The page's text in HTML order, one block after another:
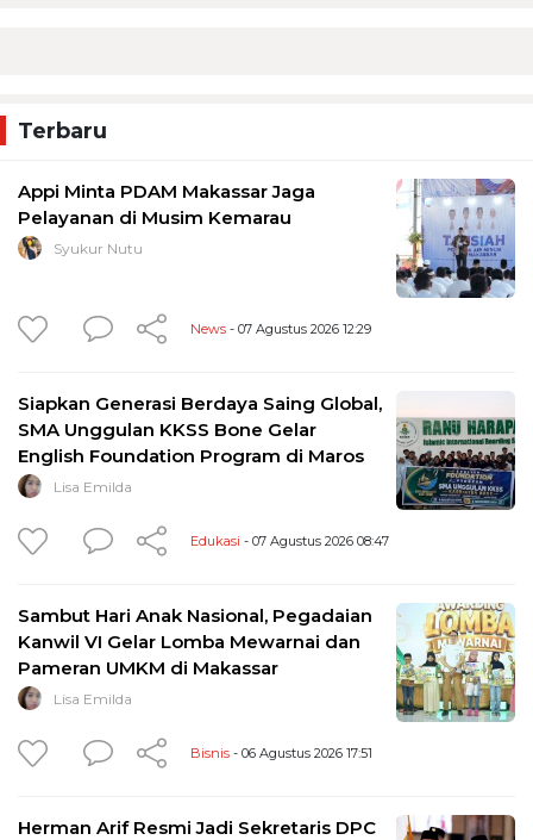
Terbaru
Appi Minta PDAM Makassar Jaga
Pelayanan di Musim Kemarau
Syukur Nutu
News - 07 Agustus 2026 12:29
Siapkan Generasi Berdaya Saing Global,
SMA Unggulan KKSS Bone Gelar
English Foundation Program di Maros
Lisa Emilda
Edukasi - 07 Agustus 2026 08:47
Sambut Hari Anak Nasional, Pegadaian
Kanwil VI Gelar Lomba Mewarnai dan
Pameran UMKM di Makassar
Lisa Emilda
Bisnis - 06 Agustus 2026 17:51
Herman Arif Resmi Jadi Sekretaris DPC